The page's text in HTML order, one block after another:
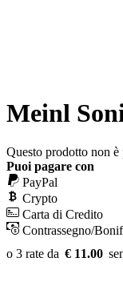
Meinl
Questo prodotto non
Puoi pagare con
PayPal
Crypto
Carta di Credito
Contrassegno/
€ 11.00